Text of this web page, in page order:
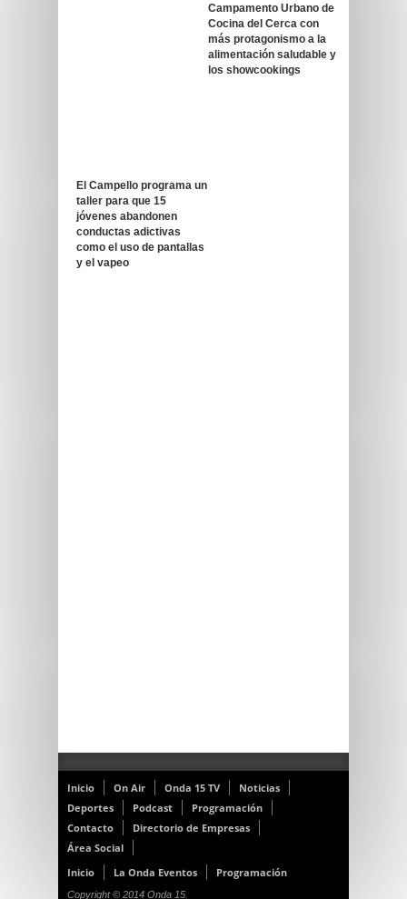
Campamento Urbano de
Cocina del Cerca con
más protagonismo a la
alimentación saludable y
los showcookings
El Campello programa un
taller para que 15
jóvenes abandonen
conductas adictivas
como el uso de pantallas
y el vapeo
Inicio On Air Onda 15 TV
Noticias
Deportes
Podcast
Programación
Contacto
Directorio de Empresas
Área Social
Inicio
La Onda Eventos Programación
Copyright © 2014 Onda 15.